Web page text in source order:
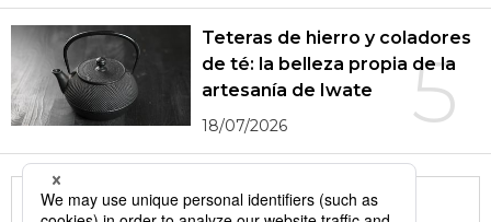
5
Teteras de hierro y coladores
de té: la belleza propia de la
artesanía de Iwate
18/07/2026
More in this series